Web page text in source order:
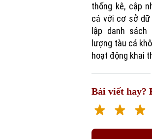
thống kê, cập
cá với cơ sở dữ
lập danh
lượng tàu cá
hoạt động khai
Bài viết hay?